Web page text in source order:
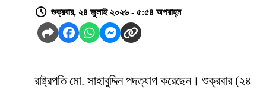
শুক্রবার, ২৪ জুলাই ২০২৬ - ৫:৫৪ অপরাহ্ন
রাষ্ট্রপতি মো. সাহাবুদ্দিন পদত্যাগ করেছেন। শুক্রবার (২৪